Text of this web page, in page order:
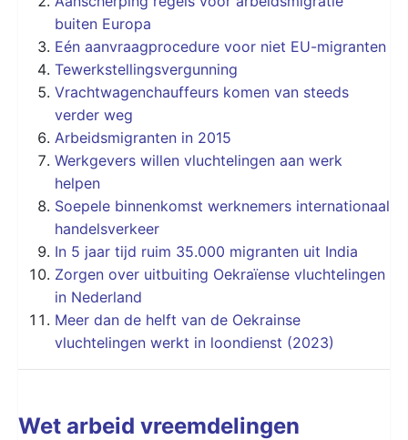
buiten Europa
Eén aanvraagprocedure voor niet EU-migranten
Tewerkstellingsvergunning
Vrachtwagenchauffeurs komen van steeds
verder weg
Arbeidsmigranten in 2015
Werkgevers willen vluchtelingen aan werk
helpen
Soepele binnenkomst werknemers internationaal
handelsverkeer
In 5 jaar tijd ruim 35.000 migranten uit India
Zorgen over uitbuiting Oekraïense vluchtelingen
in Nederland
Meer dan de helft van de Oekrainse
vluchtelingen werkt in loondienst (2023)
Wet arbeid vreemdelingen